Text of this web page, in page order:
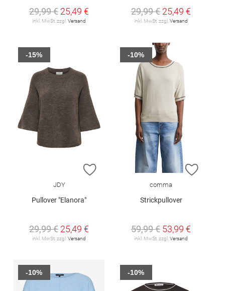
29,99 € 25,49 €
inkl. MwSt. zzgl.Versand
29,99 € 25,49 €
inkl. MwSt. zzgl.Versand
ZUR WUNSCHLISTE HINZUFÜGEN
JDY
Pullover "Elanora"
29,99 € 25,49 €
inkl. MwSt. zzgl.Versand
-15%
ZUR
comma
Strickpullover
59,99 € 53,99 €
inkl. MwSt. zzgl.Versand
-10%
-10% -10%